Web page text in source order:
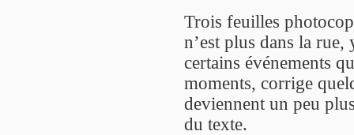
Trois feuilles
n’est plus dans la
certains événements
moments, corrige
deviennent un peu
du texte.